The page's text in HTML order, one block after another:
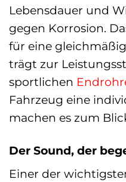
Lebensdauer und
gegen Korrosion.
für eine
trägt zur
sportlichen
Fahrzeug eine
machen es zum
Der Sound, der
Einer der